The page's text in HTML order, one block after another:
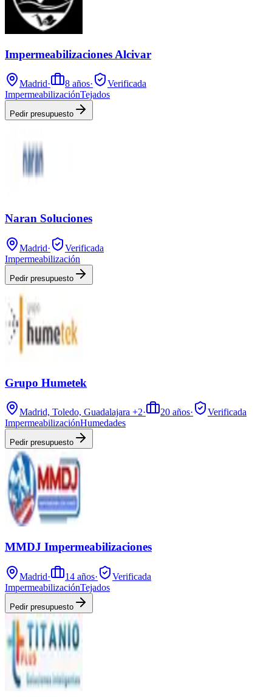
Impermeabilizaciones Alcivar
Madrid· 8 años·
Verificada
ImpermeabilizaciónTejados
Pedir presupuesto
Naran Soluciones
Madrid·
Verificada
Impermeabilización
Pedir presupuesto
Grupo Humetek
Madrid, Toledo, Guadalajara +2· 20 años·
Verificada
ImpermeabilizaciónHumedades
Pedir presupuesto
MMDJ Impermeabilizaciones
Madrid· 14 años·
Verificada
ImpermeabilizaciónTejados
Pedir presupuesto